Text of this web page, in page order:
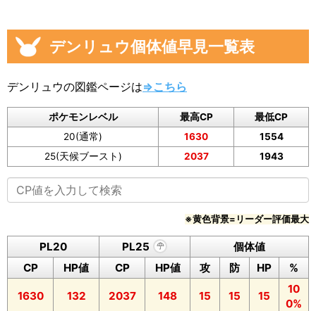
デンリュウ個体値早見一覧表
デンリュウの図鑑ページは⇒こちら
ポケモンレベル 最高CP
最低CP
20(通常)
1630
1554
25(天候ブースト)
2037 1943
※黄色背景=リーダー評価最大
PL20 PL25
個体値
CP
HP値 CP HP値 攻 防 HP %
1630 132 2037 148 15 15 15
10
0%